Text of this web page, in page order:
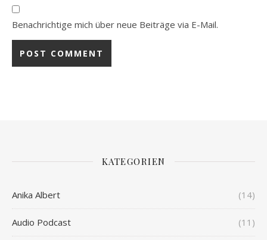
Benachrichtige mich über neue Beiträge via E-Mail.
KATEGORIEN
Anika Albert (14)
Audio Podcast (11)